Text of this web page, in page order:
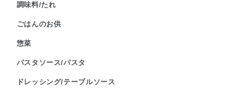
調味料/たれ
ごはんのお供
惣菜
パスタソース/パスタ
ドレッシング/テーブルソース